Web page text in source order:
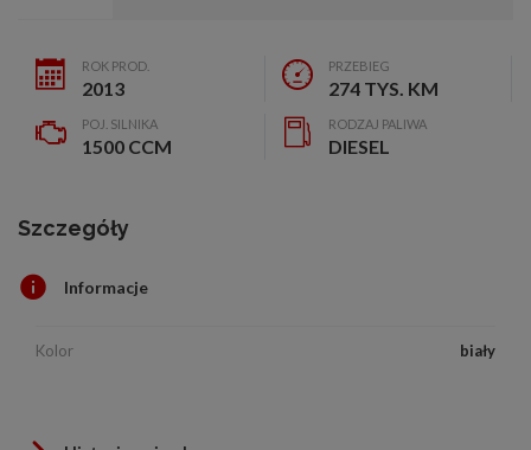
ROK PROD.
2013
PRZEBIEG
274 TYS. KM
POJ. SILNIKA
1500 CCM
RODZAJ PALIWA
DIESEL
Szczegóły
Informacje
Kolor biały